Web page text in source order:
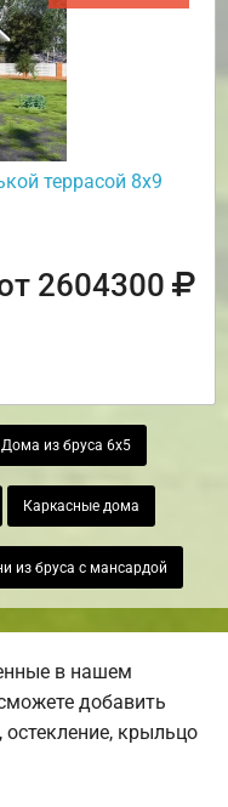
террасой 8х9
2604300
Дома из бруса 6х5
Каркасные дома
из бруса с мансардой
в нашем
добавить
остекление, крыльцо